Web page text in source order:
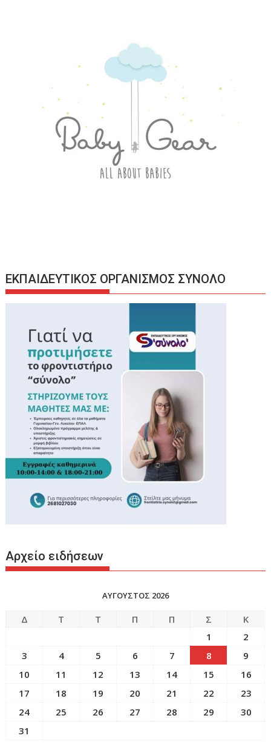
ΕΚΠΑΙΔΕΥΤΙΚΟΣ ΟΡΓΑΝΙΣΜΟΣ ΣΥΝΟΛΟ
Αρχείο ειδήσεων
ΑΥΓΟΥΣΤΟΣ 2026
Δ Τ Τ Π Π Σ
Κ
1
2
3
4 5 6 7 8
9
10
11 12 13 14 15
16
17
18 19 20 21 22
23
24
25 26 27 28 29
30
31